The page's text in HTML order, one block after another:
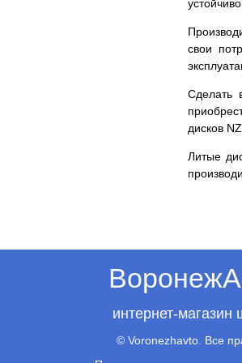
свои
Сделать
дисков
Литые
интернет-магазин
© Voronezhavto. Все